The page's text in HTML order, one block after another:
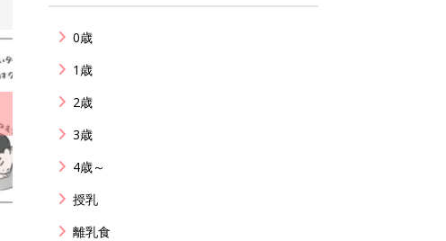
0歳
1歳
2歳
3歳
4歳～
授乳
離乳食